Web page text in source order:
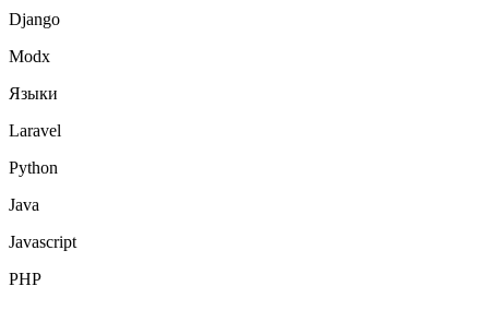
Django
Modx
Языки
Laravel
Python
Java
Javascript
PHP